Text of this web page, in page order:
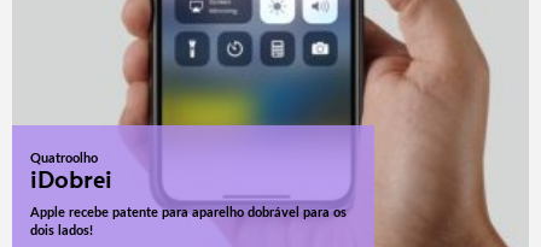
Quatroolho
iDobrei
Apple recebe patente para aparelho dobrável para os
dois lados!